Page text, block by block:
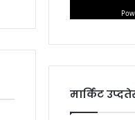
मार्किट